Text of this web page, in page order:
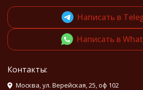
Написать в
Написать в
Контакты:
Москва, ул. Верейская, 25, оф 102